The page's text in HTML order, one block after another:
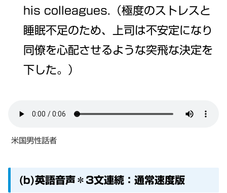
his colleagues.（極度のストレスと
睡眠不足のため、上司は不安定になり
同僚を心配させるような突飛な決定を
下した。）
米国男性話者
(b)英語音声＊3文連続：通常速度版